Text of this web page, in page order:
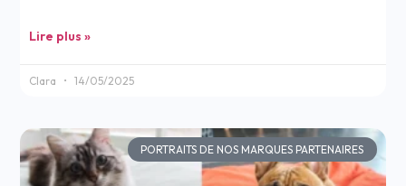
Lire plus »
Clara 14/05/2025
PORTRAITS DE NOS MARQUES PARTENAIRES